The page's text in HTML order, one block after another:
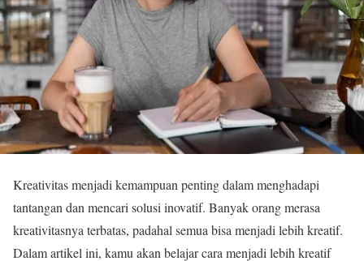
Kreativitas menjadi kemampuan penting dalam menghadapi
tantangan dan mencari solusi inovatif. Banyak orang merasa
kreativitasnya terbatas, padahal semua bisa menjadi lebih kreatif.
Dalam artikel ini, kamu akan belajar cara menjadi lebih kreatif